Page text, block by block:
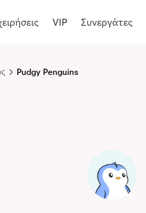
VIP Συνεργάτες
Pudgy Penguins
PENGU